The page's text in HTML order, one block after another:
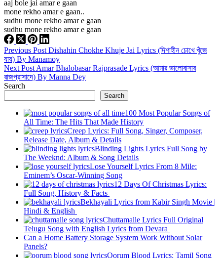
aaj bole jai amar e gaan
mone rekho amar e gaan..
sudhu mone rekho amar e gaan
sudhu mone rekho amar e gaan
Previous Post Dishahin Chokhe Khuje Jai Lyrics (দিশাহীন চোখে খুঁজে
যায়) By Manamoy
Next Post Amar Bhalobasar Rajprasade Lyrics (আমার ভালোবাসার
রাজপ্রাসাদে) By Manna Dey
Search
Search
100 Most Popular Songs of
All Time: The Hits That Made History
Creep Lyrics: Full Song, Singer, Composer,
Release Date, Album & Details
Blinding Lights Lyrics Full Song by
The Weeknd: Album & Song Details
Lose Yourself Lyrics From 8 Mile:
Eminem’s Oscar-Winning Song
12 Days Of Christmas Lyrics:
Full Song, History & Facts
Bekhayali Lyrics from Kabir Singh Movie |
Hindi & English
Chuttamalle Lyrics Full Original
Telugu Song with English Lyrics from Devara
Can a Home Battery Storage System Work Without Solar
Panels?
Oorum Blood Lyrics: Tamil Song